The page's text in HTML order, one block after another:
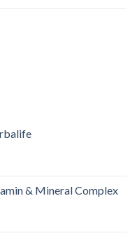
& Mineral Complex